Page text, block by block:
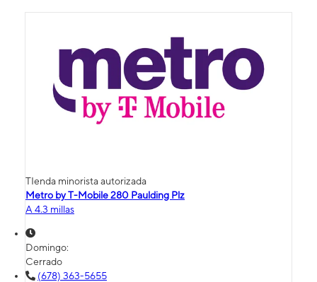
TIenda minorista autorizada
Metro by T-Mobile 280 Paulding Plz
A 4.3 millas
Domingo:
Cerrado
(678) 363-5655